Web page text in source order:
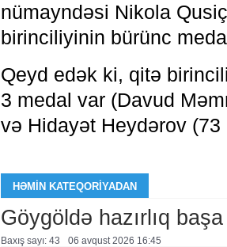
nümayndəsi Nikola
birinciliyinin bürünc
Qeyd edək ki, qitə
3 medal var (Davud
və Hidayət Heydərov (73
HƏMIN KATEQORIYADAN
Göygöldə hazırlıq başa
Baxış sayı: 43 06 avqust 2026 16:45